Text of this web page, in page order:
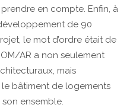
en compte. Enfin, à
de 90
le mot d’ordre était de
AR a non seulement
mais
bâtiment de logements
ensemble.